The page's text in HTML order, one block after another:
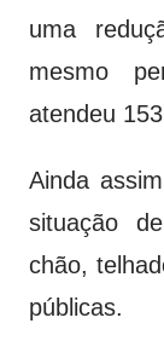
uma
mesmo
atendeu
Ainda
situação
chão,
públicas.